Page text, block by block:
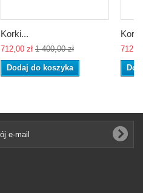
Korki...
712,00 zł 1 400,00 zł
Dodaj do koszyka